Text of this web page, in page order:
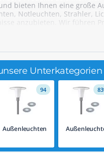
bieten Ihnen eine große
Notleuchten, Strahler,
anzubieten. Wir führen
Unterkategorien
94
Außenleuchten